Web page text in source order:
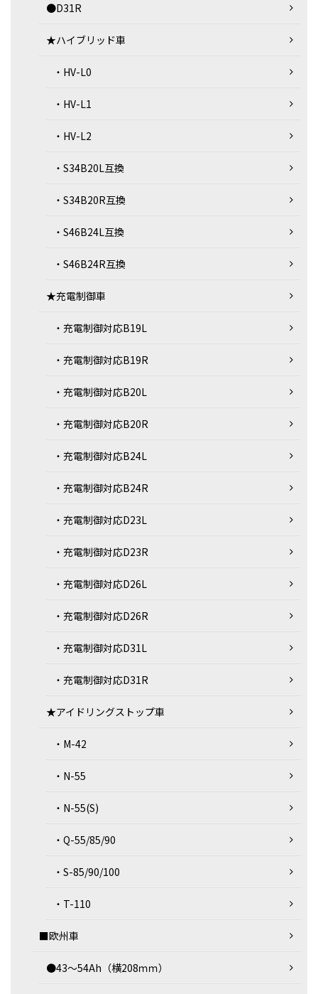
●D31R
★ハイブリッド車
・HV-L0
・HV-L1
・HV-L2
・S34B20L互換
・S34B20R互換
・S46B24L互換
・S46B24R互換
★充電制御車
・充電制御対応B19L
・充電制御対応B19R
・充電制御対応B20L
・充電制御対応B20R
・充電制御対応B24L
・充電制御対応B24R
・充電制御対応D23L
・充電制御対応D23R
・充電制御対応D26L
・充電制御対応D26R
・充電制御対応D31L
・充電制御対応D31R
★アイドリングストップ車
・M-42
・N-55
・N-55(S)
・Q-55/85/90
・S-85/90/100
・T-110
■欧州車
●43～54Ah（横208ｍｍ）